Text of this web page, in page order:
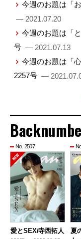
今週のお題は「
— 2021.07.20
今週のお題は「
号 — 2021.07.13
今週のお題は「
2257号 —
No. 2507
愛とSEX/寺西拓人
夏